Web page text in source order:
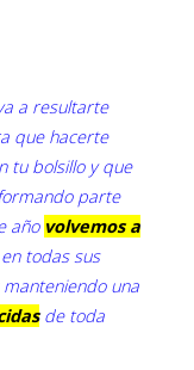
a resultarte
que hacerte
tu bolsillo y que
parte
año volvemos a
todas sus
una
de toda